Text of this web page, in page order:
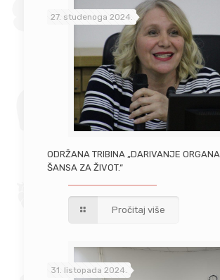
27. studenoga 2024.
ODRŽANA TRIBINA „DARIVANJE
ŠANSA ZA ŽIVOT.“
Pročitaj više
31. listopada 2024.